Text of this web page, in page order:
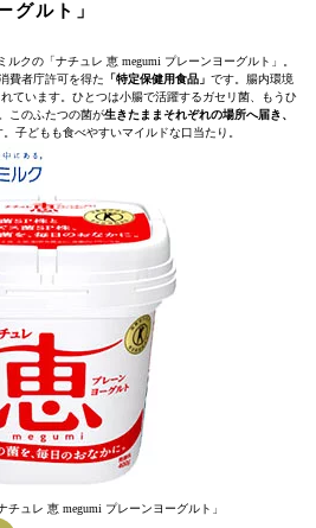
ルト」
クの「ナチュレ 恵 megumi プレーンヨーグルト」。
費者庁許可を得た 「特定保健用食品」 です。腸内環境
ています。ひとつは小腸で活躍するガセリ菌、もうひ
このふたつの菌が生きたままそれぞれの場所へ届き、
。子どもも食べやすいマイルドな口当たり。
チュレ 恵 megumi プレーンヨーグルト」